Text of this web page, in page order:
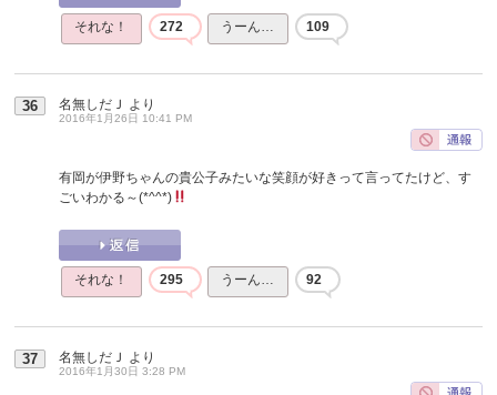
それな！ 272 うーん… 109
36 名無しだＪ より
2016年1月26日 10:41 PM
有岡が伊野ちゃんの貴公子みたいな笑顔が好きって言ってたけど、す
ごいわかる～(*^^*)
それな！ 295 うーん… 92
37 名無しだＪ より
2016年1月30日 3:28 PM